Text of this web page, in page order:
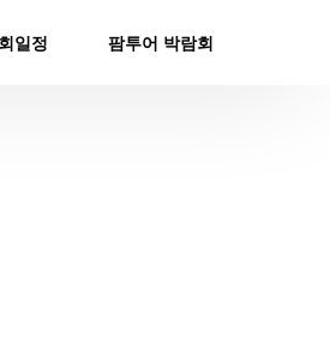
일정 팜투어 박람회